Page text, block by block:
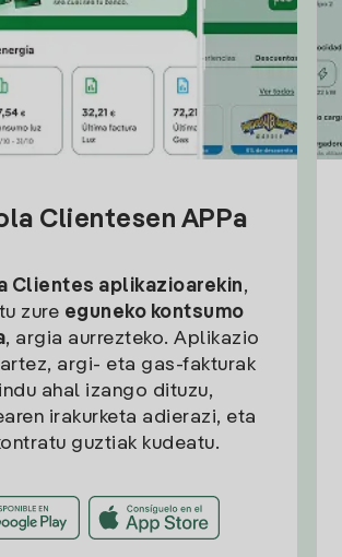
Clientesen APPa
Clientes aplikazioarekin,
zure eguneko kontsumo
, argia aurrezteko. Aplikazio
argi- eta gas-fakturak
ahal izango dituzu,
irakurketa adierazi, eta
guztiak kudeatu.